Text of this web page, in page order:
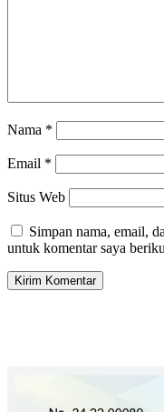
Nama *
Email *
Situs Web
Simpan nama, email,
untuk komentar saya